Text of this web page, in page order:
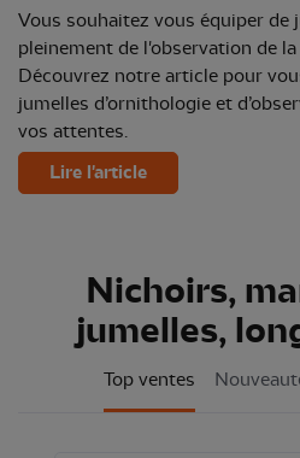
Vous souhaitez vous équiper
pleinement de l'observation de
Découvrez notre article pour
jumelles d’ornithologie et
vos attentes.
Lire l'article
Nichoirs,
jumelles,
Top ventes